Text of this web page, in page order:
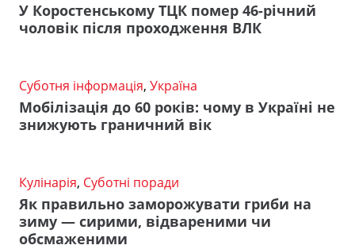
У Коростенському ТЦК помер 46-річний
чоловік після проходження ВЛК
Суботня інформація, Україна
Мобілізація до 60 років: чому в Україні не
знижують граничний вік
Кулінарія, Суботні поради
Як правильно заморожувати гриби на
зиму — сирими, відвареними чи
обсмаженими